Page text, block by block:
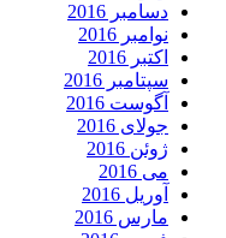
دسامبر 2016
نوامبر 2016
اکتبر 2016
سپتامبر 2016
آگوست 2016
جولای 2016
ژوئن 2016
می 2016
آوریل 2016
مارس 2016